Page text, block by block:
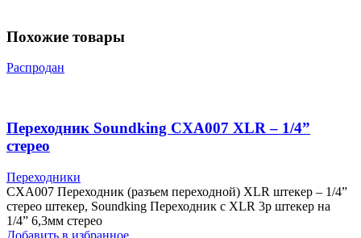
Похожие товары
Распродан
Переходник Soundking CXA007 XLR – 1/4”
стерео
Переходники
CXA007 Переходник (разъем переходной) XLR штекер – 1/4”
стерео штекер, Soundking Переходник с XLR 3p штекер на
1/4” 6,3мм стерео
Добавить в избранное